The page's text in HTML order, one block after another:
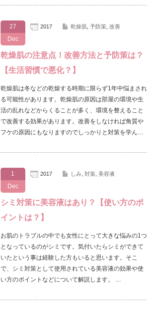
27
Dec
2017 乾燥肌, 予防策, 改善
乾燥肌の注意点！改善方法と予防策は？
【生活習慣で悪化？】
乾燥肌は冬などの乾燥する時期に限らず1年中悩まされ
る可能性があります。乾燥肌の原因は部屋の環境や生
活の乱れなどからくることが多く、環境を整えること
で改善する効果があります。改善をしなければ角質や
フケの原因にもなりますのでしっかりと対策を学ん…
1
Dec
2017 しみ, 対策, 美容液
シミ対策に美容液はあり？【使い方のポ
イントは？】
お肌のトラブルの中でも女性にとって大きな悩みの1つ
となっているのがシミです。気付いたらシミができて
いたという事は経験した方もいると思います。そこ
で、シミ対策として使用されている美容液の効果や使
い方のポイントなどについて解説します。 …